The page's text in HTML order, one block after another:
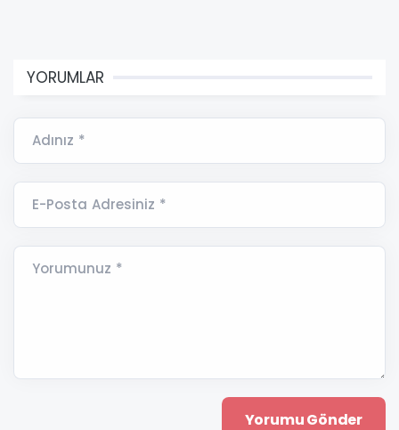
YORUMLAR
Adınız *
E-Posta Adresiniz *
Yorumunuz *